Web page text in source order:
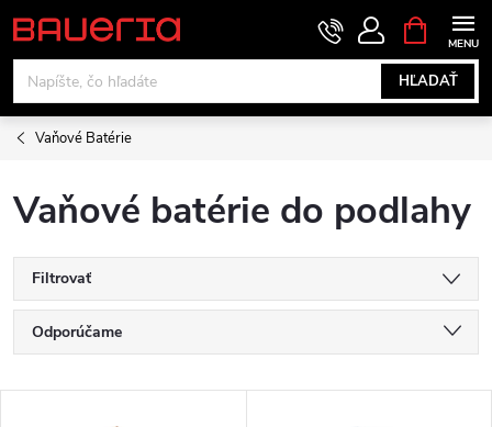
Prejsť
na
obsah
HĽADAŤ
KOŠÍK
Vaňové Batérie
Vaňové batérie do podlahy
Filtrovať
R
a
Odporúčame